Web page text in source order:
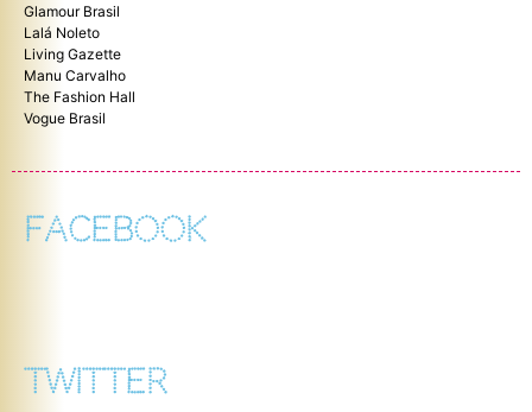
Glamour Brasil
Lalá Noleto
Living Gazette
Manu Carvalho
The Fashion Hall
Vogue Brasil
FACEBOOK
TWITTER